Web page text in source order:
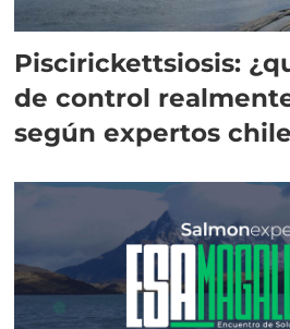
Piscirickettsiosis:
de control
según expertos